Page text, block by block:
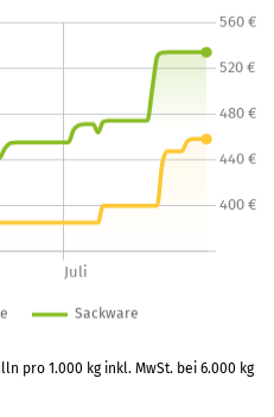
pro 1.000 kg inkl. MwSt. bei 6.000 kg